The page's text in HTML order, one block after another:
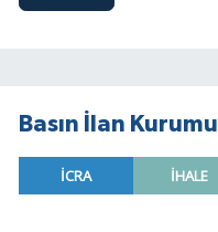
Basın İlan Kurumu